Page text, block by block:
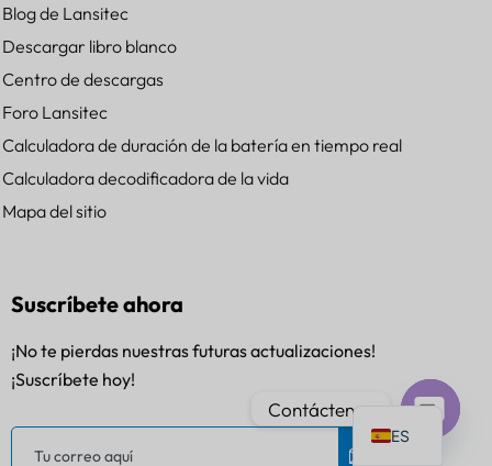
Blog de Lansitec
Descargar libro blanco
Centro de descargas
Foro Lansitec
Calculadora de duración de la batería en tiempo real
Calculadora decodificadora de la vida
Mapa del sitio
Suscríbete ahora
¡No te pierdas nuestras futuras actualizaciones!
¡Suscríbete hoy!
ES
EN
IT
Contáctenos